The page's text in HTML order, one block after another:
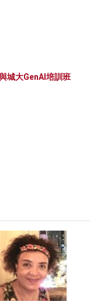
城大GenAI培訓班